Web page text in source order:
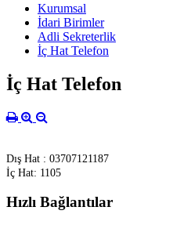
Kurumsal
İdari Birimler
Adli Sekreterlik
İç Hat Telefon
İç Hat Telefon
Dış Hat : 03707121187
İç Hat: 1105
Hızlı Bağlantılar